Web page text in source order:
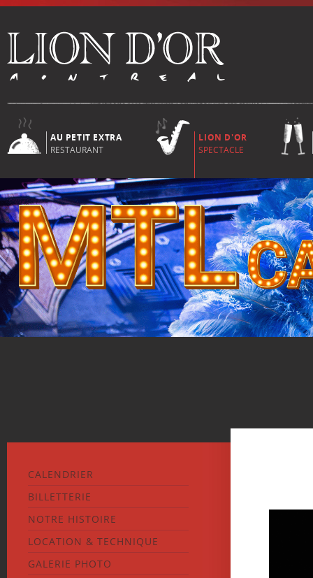
AU PETIT EXTRA
RESTAURANT
LION D'OR
SPECTACLE
CALENDRIER
BILLETTERIE
NOTRE HISTOIRE
LOCATION & TECHNIQUE
GALERIE PHOTO